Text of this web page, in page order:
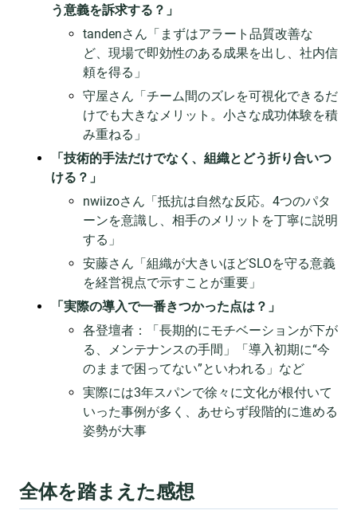
う意義を訴求する？」
tandenさん「まずはアラート品質改善な
ど、現場で即効性のある成果を出し、社内信
頼を得る」
守屋さん「チーム間のズレを可視化できるだ
けでも大きなメリット。小さな成功体験を積
み重ねる」
「技術的手法だけでなく、組織とどう折り合いつ
ける？」
nwiizoさん「抵抗は自然な反応。4つのパタ
ーンを意識し、相手のメリットを丁寧に説明
する」
安藤さん「組織が大きいほどSLOを守る意義
を経営視点で示すことが重要」
「実際の導入で一番きつかった点は？」
各登壇者：「長期的にモチベーションが下が
る、メンテナンスの手間」「導入初期に“今
のままで困ってない”といわれる」など
実際には3年スパンで徐々に文化が根付いて
いった事例が多く、あせらず段階的に進める
姿勢が大事
全体を踏まえた感想